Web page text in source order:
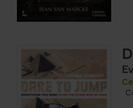
souple filter